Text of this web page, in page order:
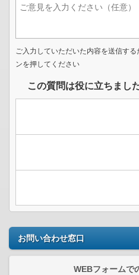
ご入力していただいた内容を送信す
ンを押してください
この質問は役に立ちまし
お問い合わせ窓口
WEBフォームで